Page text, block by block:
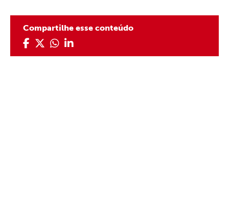
Compartilhe esse conteúdo